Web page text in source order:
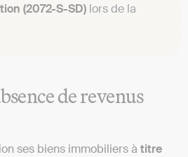
(2072-S-SD) lors de la
de revenus
ses biens immobiliers à titre